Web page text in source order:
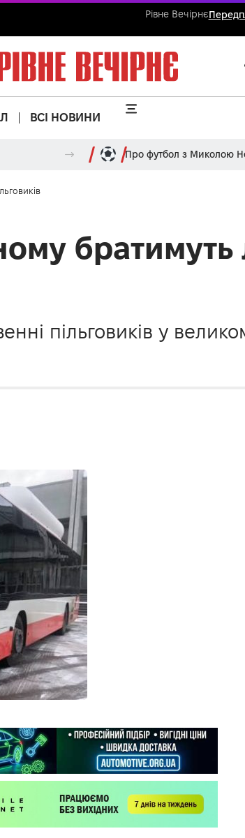
Рівне Вечірнє
ВСІ НОВИНИ
Про футбол з Миколою
пільговиків у